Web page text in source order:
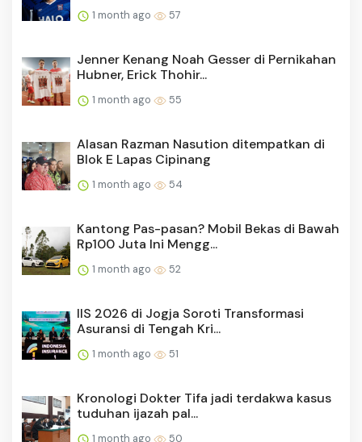
1 month ago 57
Jenner Kenang Noah Gesser di Pernikahan
Hubner, Erick Thohir...
1 month ago 55
Alasan Razman Nasution ditempatkan di
Blok E Lapas Cipinang
1 month ago 54
Kantong Pas-pasan? Mobil Bekas di Bawah
Rp100 Juta Ini Mengg...
1 month ago 52
IIS 2026 di Jogja Soroti Transformasi
Asuransi di Tengah Kri...
1 month ago 51
Kronologi Dokter Tifa jadi terdakwa kasus
tuduhan ijazah pal...
1 month ago 50